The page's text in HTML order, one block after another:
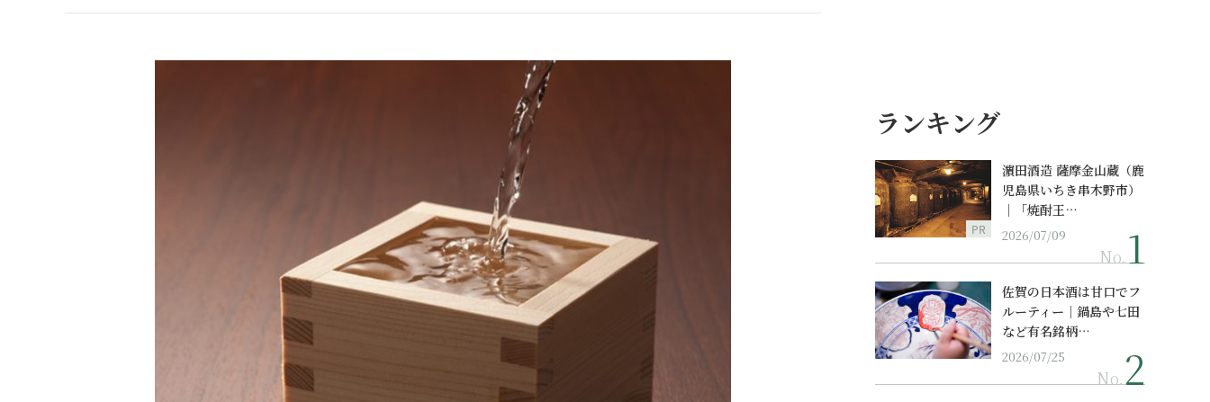
ランキング
PR
濵田酒造 薩摩金山蔵（鹿
児島県いちき串木野市）
｜「焼酎王…
2026/07/09
No.
佐賀の日本酒は甘口でフ
ルーティー｜鍋島や七田
など有名銘柄…
2026/07/25
No.